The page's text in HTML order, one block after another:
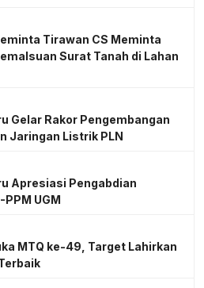
Tirawan CS Meminta
Surat Tanah di Lahan
Gelar Rakor Pengembangan
Jaringan Listrik PLN
Apresiasi Pengabdian
UGM
MTQ ke-49, Target Lahirkan